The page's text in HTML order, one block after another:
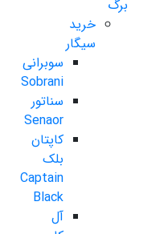
برگ
خرید
سیگار
سوبرانی
Sobrani
سناتور
Senaor
کاپتان
بلک
Captain
Black
آل